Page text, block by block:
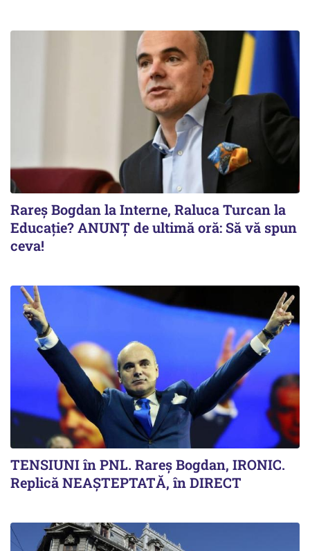
Rareș Bogdan la Interne, Raluca Turcan la
Educație? ANUNȚ de ultimă oră: Să vă spun
ceva!
TENSIUNI în PNL. Rareș Bogdan, IRONIC.
Replică NEAȘTEPTATĂ, în DIRECT